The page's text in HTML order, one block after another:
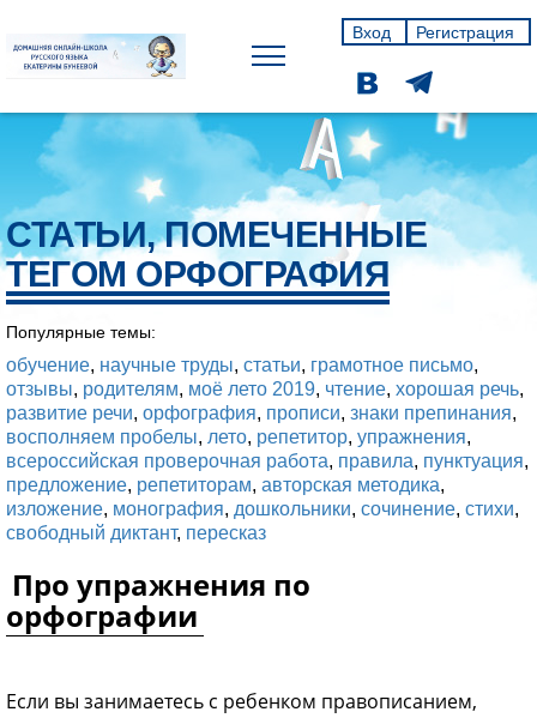
Вход Регистрация
СТАТЬИ, ПОМЕЧЕННЫЕ
ТЕГОМ ОРФОГРАФИЯ
Популярные темы:
обучение, научные труды, статьи, грамотное письмо,
отзывы, родителям, моё лето 2019, чтение, хорошая речь,
развитие речи, орфография, прописи, знаки препинания,
восполняем пробелы, лето, репетитор, упражнения,
всероссийская проверочная работа, правила, пунктуация,
предложение, репетиторам, авторская методика,
изложение, монография, дошкольники, сочинение, стихи,
свободный диктант, пересказ
Про упражнения по
орфографии
Если вы занимаетесь с ребенком правописанием,